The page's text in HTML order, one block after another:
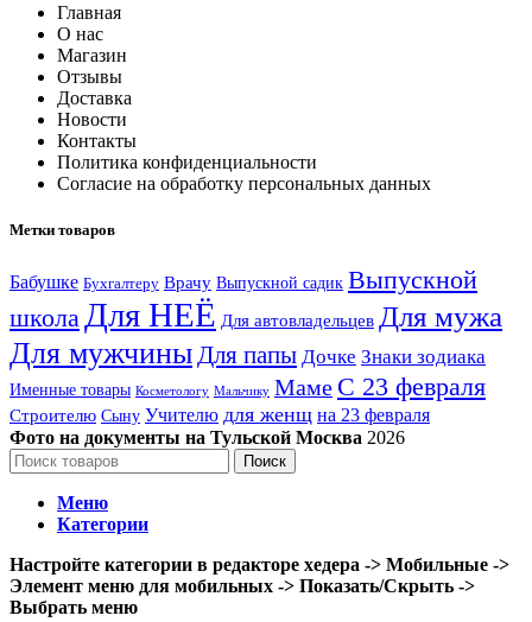
Главная
О нас
Магазин
Отзывы
Доставка
Новости
Контакты
Политика конфиденциальности
Согласие на обработку персональных данных
Метки товаров
Бабушке Бухгалтеру Врачу Выпускной садик Выпускной
школа Для НЕЁ Для автовладельцев Для мужа
Для мужчиныДля папы Дочке Знаки зодиака
Именные товары Косметологу Мальчику Маме С 23 февраля
Строителю Сыну Учителю для женщ на 23 февраля
Фото на документы на Тульской Москва 2026
Поиск
Меню
Категории
Настройте категории в редакторе хедера -> Мобильные ->
Элемент меню для мобильных -> Показать/Скрыть ->
Выбрать меню